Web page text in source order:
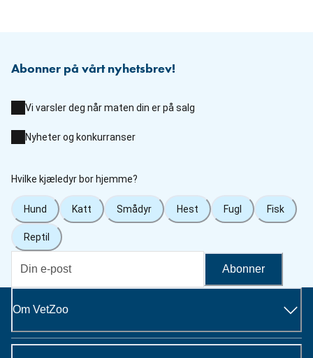
Abonner på vårt nyhetsbrev!
Vi varsler deg når maten din er på salg
Nyheter og konkurranser
Hvilke kjæledyr bor hjemme?
Hund Katt Smådyr Hest Fugl Fisk
Reptil
Abonner
Om VetZoo